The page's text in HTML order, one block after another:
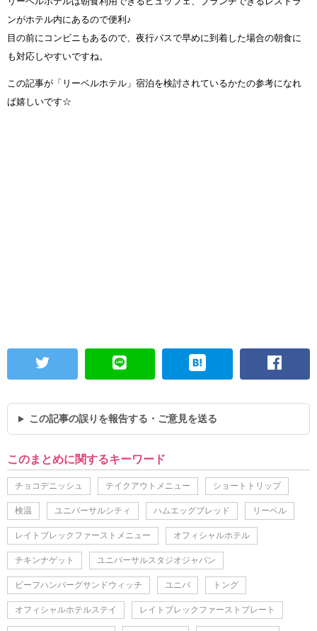
ンがホテル内にあるので便利♪
目の前にコンビニもあるので、夜行バスで早めに到着した場合の朝食に
も対応しやすいですね。
この記事が「リーベルホテル」宿泊を検討されているかたの参考になれ
ば嬉しいです☆
この記事の誤りを報告する・ご意見を送る
このまとめに関するキーワード
チョコデニッシュ テイクアウトメニュー ショートトリップ
検温 ユニバーサルシティ ハムエッグブレッド リーベル
レイトブレックファーストメニュー オフィシャルホテル
チキンナゲット ユニバーサルスタジオジャパン
ビーフハンバーグサンドウィッチ ユニバ トング
オフィシャルホテルステイ レイトブレックファーストプレート